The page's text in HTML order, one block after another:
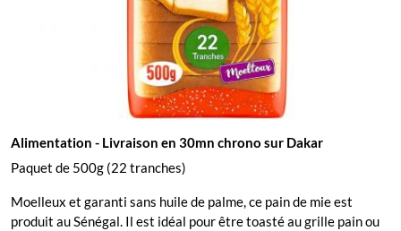
Alimentation - Livraison en 30mn chrono sur Dakar
Paquet de 500g (22 tranches)
Moelleux et garanti sans huile de palme, ce pain de mie est
produit au Sénégal. Il est idéal pour être toasté au grille pain ou